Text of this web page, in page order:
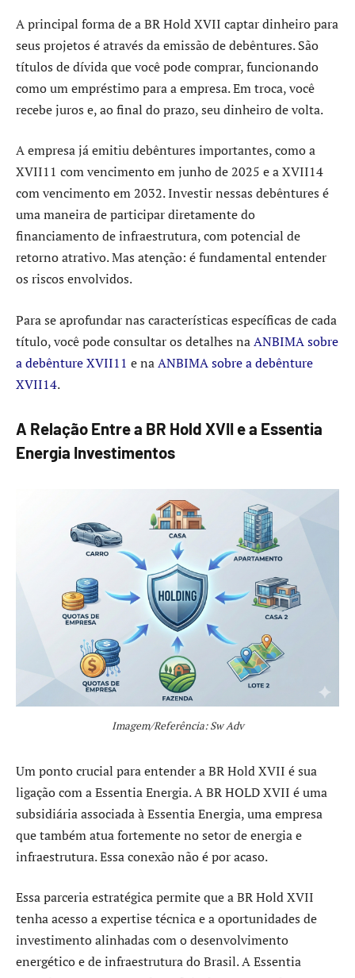
A principal forma de a BR Hold XVII captar dinheiro para
seus projetos é através da emissão de debêntures. São
títulos de dívida que você pode comprar, funcionando
como um empréstimo para a empresa. Em troca, você
recebe juros e, ao final do prazo, seu dinheiro de volta.
A empresa já emitiu debêntures importantes, como a
XVII11 com vencimento em junho de 2025 e a XVII14
com vencimento em 2032. Investir nessas debêntures é
uma maneira de participar diretamente do
financiamento de infraestrutura, com potencial de
retorno atrativo. Mas atenção: é fundamental entender
os riscos envolvidos.
Para se aprofundar nas características específicas de cada
título, você pode consultar os detalhes naANBIMA sobre
a debênture XVII11 e naANBIMA sobre a debênture
XVII14.
A Relação Entre a BR Hold XVII e a Essentia
Energia Investimentos
Imagem/Referência: Sw Adv
Um ponto crucial para entender a BR Hold XVII é sua
ligação com a Essentia Energia. A BR HOLD XVII é uma
subsidiária associada à Essentia Energia, uma empresa
que também atua fortemente no setor de energia e
infraestrutura. Essa conexão não é por acaso.
Essa parceria estratégica permite que a BR Hold XVII
tenha acesso a expertise técnica e a oportunidades de
investimento alinhadas com o desenvolvimento
energético e de infraestrutura do Brasil. A Essentia